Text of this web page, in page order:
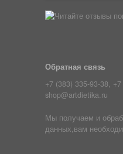
Обратная связь
+7 (383) 335-93-38,
shop@artdietika.ru
Мы получаем и
данных,вам